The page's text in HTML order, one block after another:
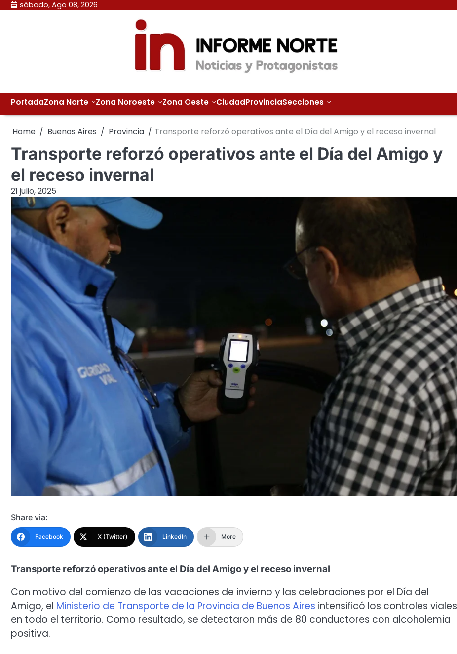
Skip sábado, Ago 08, 2026
PortadaZona Norte Zona Noroeste Zona Oeste CiudadProvinciaSecciones
Home Buenos Aires Provincia Transporte reforzó operativos ante el Día del Amigo y el receso invernal
Transporte reforzó operativos ante el Día del Amigo y
el receso invernal
21 julio, 2025
Share via:
Facebook X (Twitter) LinkedIn More
Transporte reforzó operativos ante el Día del Amigo y el receso invernal
Con motivo del comienzo de las vacaciones de invierno y las celebraciones por el Día del
Amigo, el Ministerio de Transporte de la Provincia de Buenos Aires intensificó los controles viales
en todo el territorio. Como resultado, se detectaron más de 80 conductores con alcoholemia
positiva.